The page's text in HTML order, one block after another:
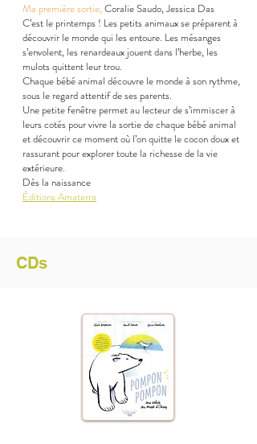
Ma première sortie,Coralie Saudo, Jessica Das
C’est le printemps ! Les petits animaux se préparent à
découvrir le monde qui les entoure. Les mésanges
s’envolent, les renardeaux jouent dans l’herbe, les
mulots quittent leur trou.
Chaque bébé animal découvre le monde à son rythme,
sous le regard attentif de ses parents.
Une petite fenêtre permet au lecteur de s’immiscer à
leurs cotés pour vivre la sortie de chaque bébé animal
et découvrir ce moment où l’on quitte le cocon doux et
rassurant pour explorer toute la richesse de la vie
extérieure.
Dès la naissance
Éditions Amaterra
CDs